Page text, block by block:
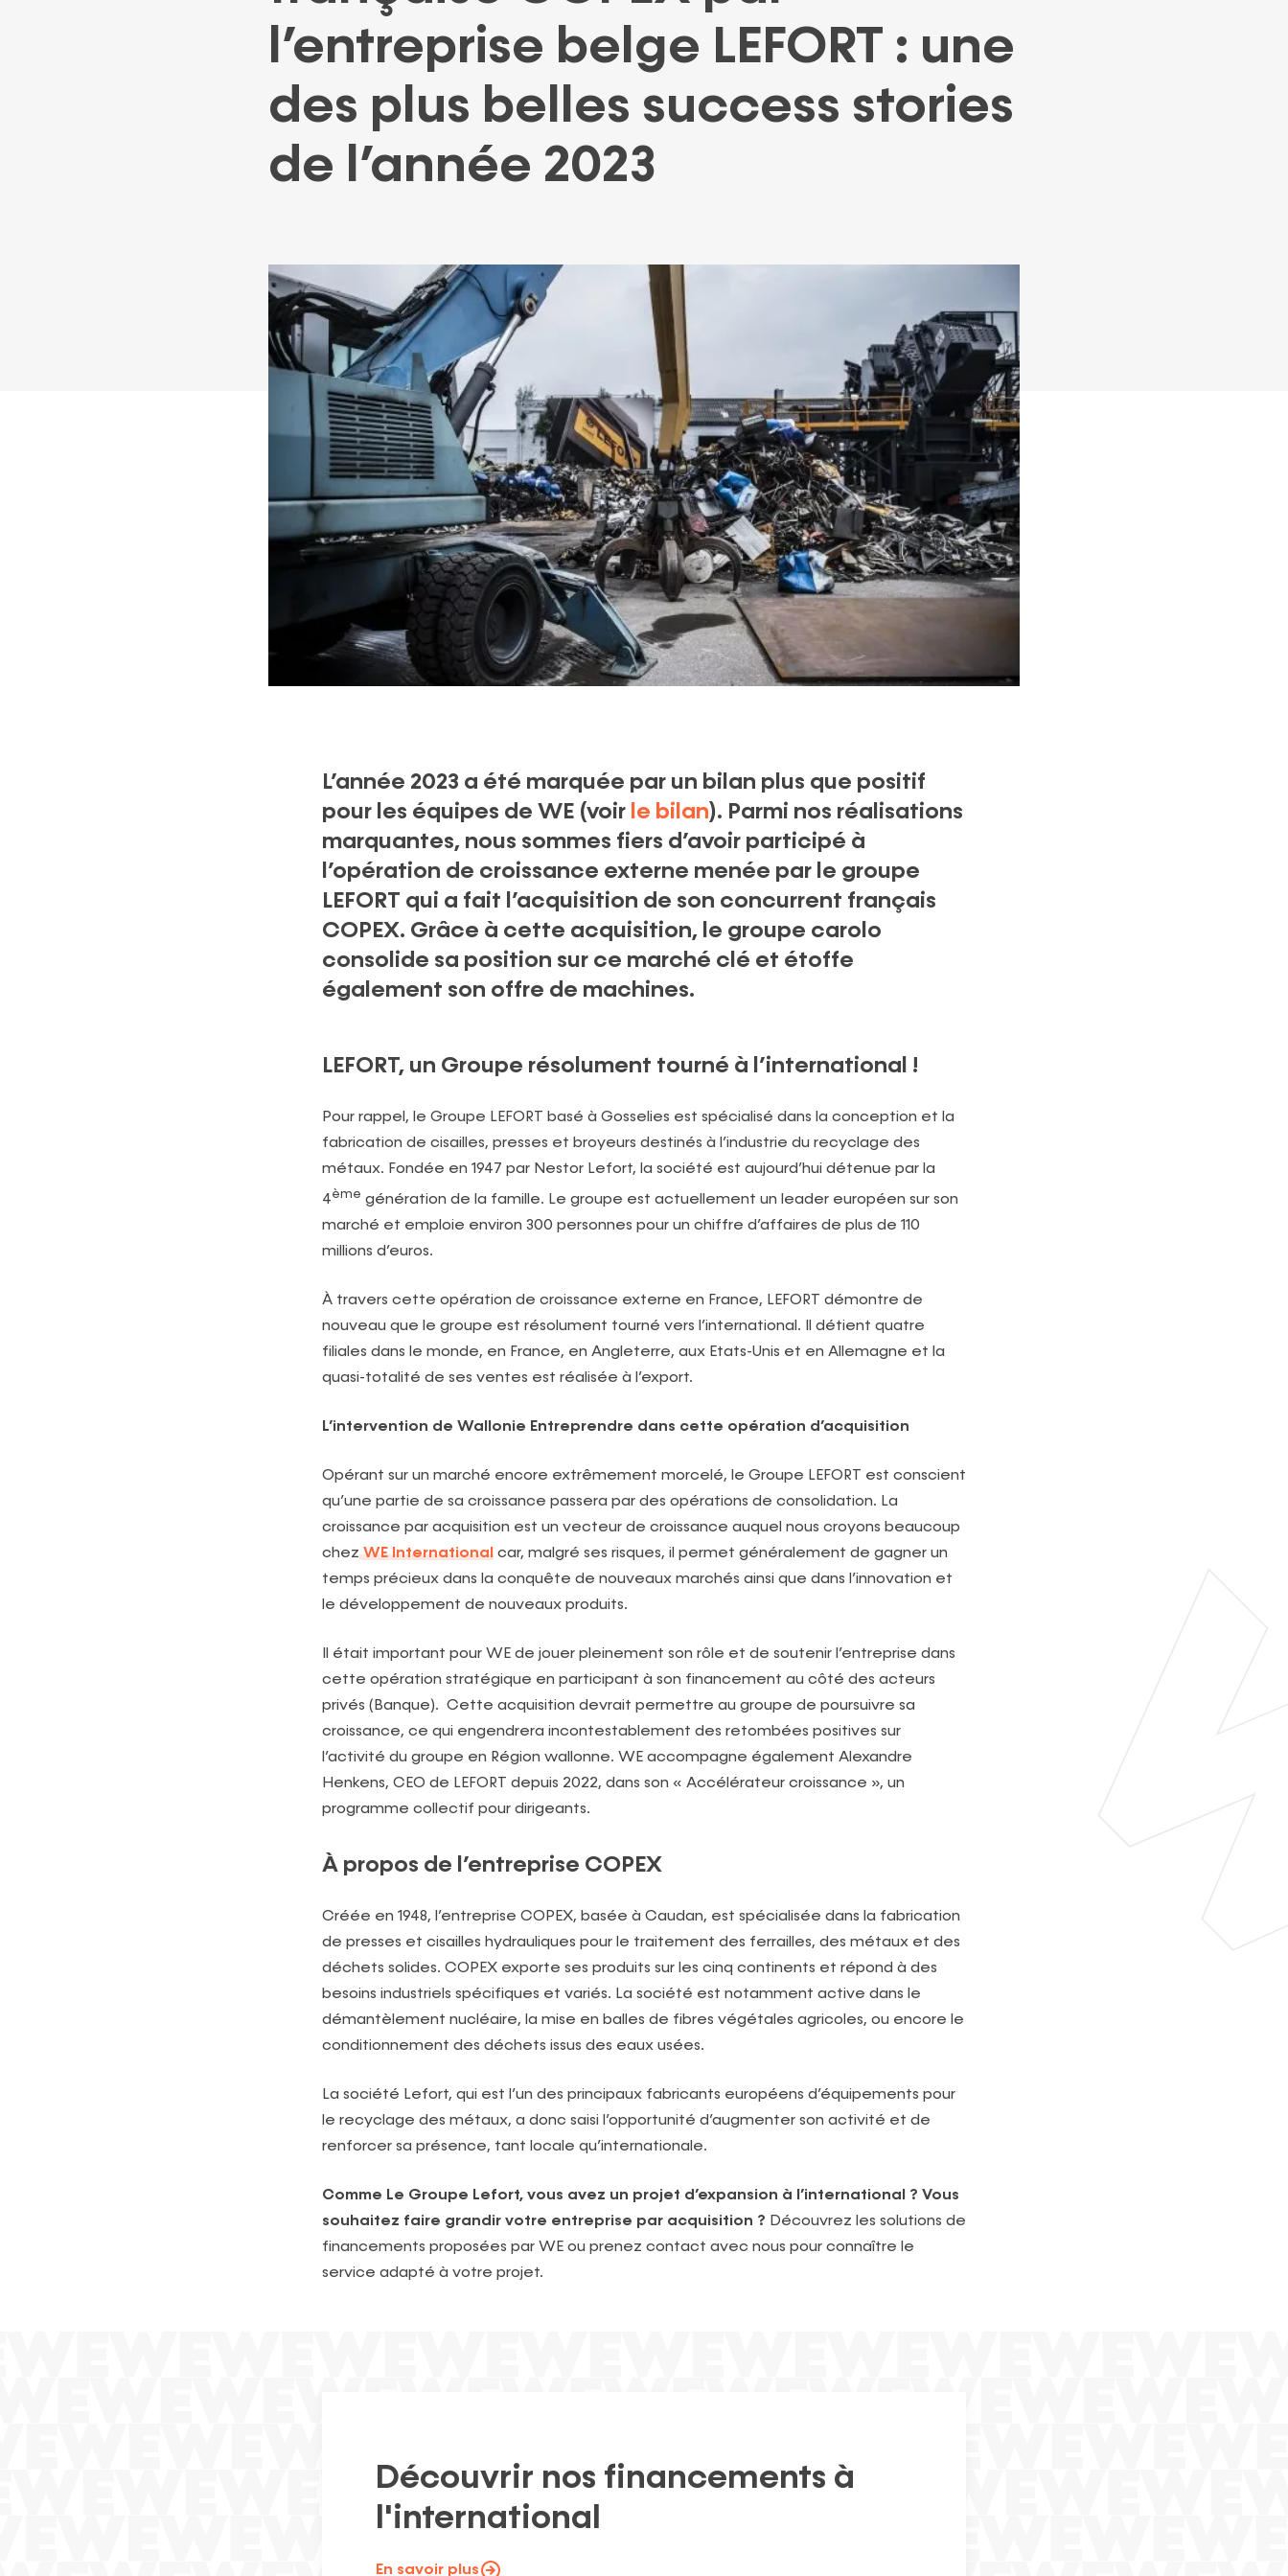
Partenaires
Nos publications
l’entreprise belge LEFORT : une
des plus belles success stories
de l’année 2023
L’année 2023 a été marquée par un bilan plus que positif
pour les équipes de WE (voir le bilan). Parmi nos réalisations
marquantes, nous sommes fiers d’avoir participé à
l’opération de croissance externe menée par le groupe
LEFORT qui a fait l’acquisition de son concurrent français
COPEX. Grâce à cette acquisition, le groupe carolo
consolide sa position sur ce marché clé et étoffe
également son offre de machines.
LEFORT, un Groupe résolument tourné à l’international !
Pour rappel, le Groupe LEFORT basé à Gosselies est spécialisé dans la conception et la
fabrication de cisailles, presses et broyeurs destinés à l’industrie du recyclage des
métaux. Fondée en 1947 par Nestor Lefort, la société est aujourd’hui détenue par la
4ème génération de la famille. Le groupe est actuellement un leader européen sur son
marché et emploie environ 300 personnes pour un chiffre d’affaires de plus de 110
millions d’euros.
À travers cette opération de croissance externe en France, LEFORT démontre de
nouveau que le groupe est résolument tourné vers l’international. Il détient quatre
filiales dans le monde, en France, en Angleterre, aux Etats-Unis et en Allemagne et la
quasi-totalité de ses ventes est réalisée à l’export.
L’intervention de Wallonie Entreprendre dans cette opération d’acquisition
Opérant sur un marché encore extrêmement morcelé, le Groupe LEFORT est conscient
qu’une partie de sa croissance passera par des opérations de consolidation. La
croissance par acquisition est un vecteur de croissance auquel nous croyons beaucoup
chezWE International car, malgré ses risques, il permet généralement de gagner un
temps précieux dans la conquête de nouveaux marchés ainsi que dans l’innovation et
le développement de nouveaux produits.
Il était important pour WE de jouer pleinement son rôle et de soutenir l’entreprise dans
cette opération stratégique en participant à son financement au côté des acteurs
privés (Banque). Cette acquisition devrait permettre au groupe de poursuivre sa
croissance, ce qui engendrera incontestablement des retombées positives sur
l’activité du groupe en Région wallonne. WE accompagne également Alexandre
Henkens, CEO de LEFORT depuis 2022, dans son « Accélérateur croissance », un
programme collectif pour dirigeants.
À propos de l’entreprise COPEX
Créée en 1948, l’entreprise COPEX, basée à Caudan, est spécialisée dans la fabrication
de presses et cisailles hydrauliques pour le traitement des ferrailles, des métaux et des
déchets solides. COPEX exporte ses produits sur les cinq continents et répond à des
besoins industriels spécifiques et variés. La société est notamment active dans le
démantèlement nucléaire, la mise en balles de fibres végétales agricoles, ou encore le
conditionnement des déchets issus des eaux usées.
La société Lefort, qui est l’un des principaux fabricants européens d’équipements pour
le recyclage des métaux, a donc saisi l’opportunité d’augmenter son activité et de
renforcer sa présence, tant locale qu’internationale.
Comme Le Groupe Lefort, vous avez un projet d’expansion à l’international ? Vous
souhaitez faire grandir votre entreprise par acquisition ? Découvrez les solutions de
financements proposées par WE ou prenez contact avec nous pour connaître le
service adapté à votre projet.
Découvrir nos financements à
l'international
En savoir plus